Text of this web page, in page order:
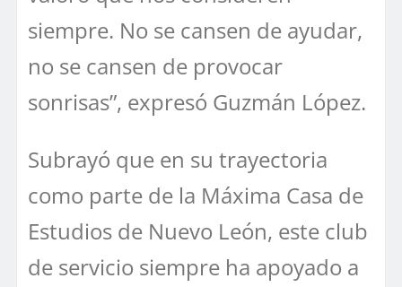
siempre. No se cansen de ayudar,
no se cansen de provocar
sonrisas”, expresó Guzmán López.
Subrayó que en su trayectoria
como parte de la Máxima Casa de
Estudios de Nuevo León, este club
de servicio siempre ha apoyado a